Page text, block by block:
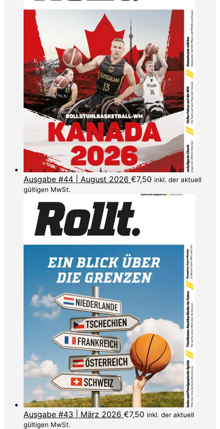
Ausgabe #44 | August 2026 €7,50 inkl. der aktuell
gültigen MwSt.
Ausgabe #43 | März 2026 €7,50 inkl. der aktuell
gültigen MwSt.